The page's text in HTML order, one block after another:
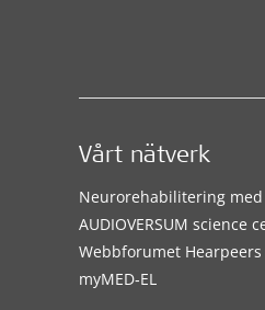
Vårt nätverk
Neurorehabilitering med
AUDIOVERSUM science
Webbforumet Hearpeers
myMED‑EL